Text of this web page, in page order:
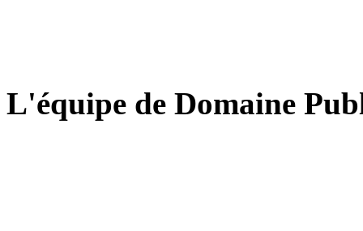
L'équipe de Domaine